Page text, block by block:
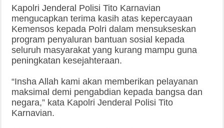
Kapolri Jenderal Polisi Tito Karnavian
mengucapkan terima kasih atas kepercayaan
Kemensos kepada Polri dalam mensukseskan
program penyaluran bantuan sosial kepada
seluruh masyarakat yang kurang mampu guna
peningkatan kesejahteraan.
“Insha Allah kami akan memberikan pelayanan
maksimal demi pengabdian kepada bangsa dan
negara,” kata Kapolri Jenderal Polisi Tito
Karnavian.